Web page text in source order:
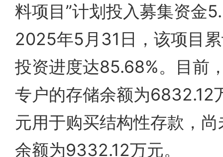
料项目”计划投入募集资金
2025年5月31日，该项目
投资进度达85.68%。目前
专户的存储余额为6832.12
元用于购买结构性存款，
余额为9332.12万元。